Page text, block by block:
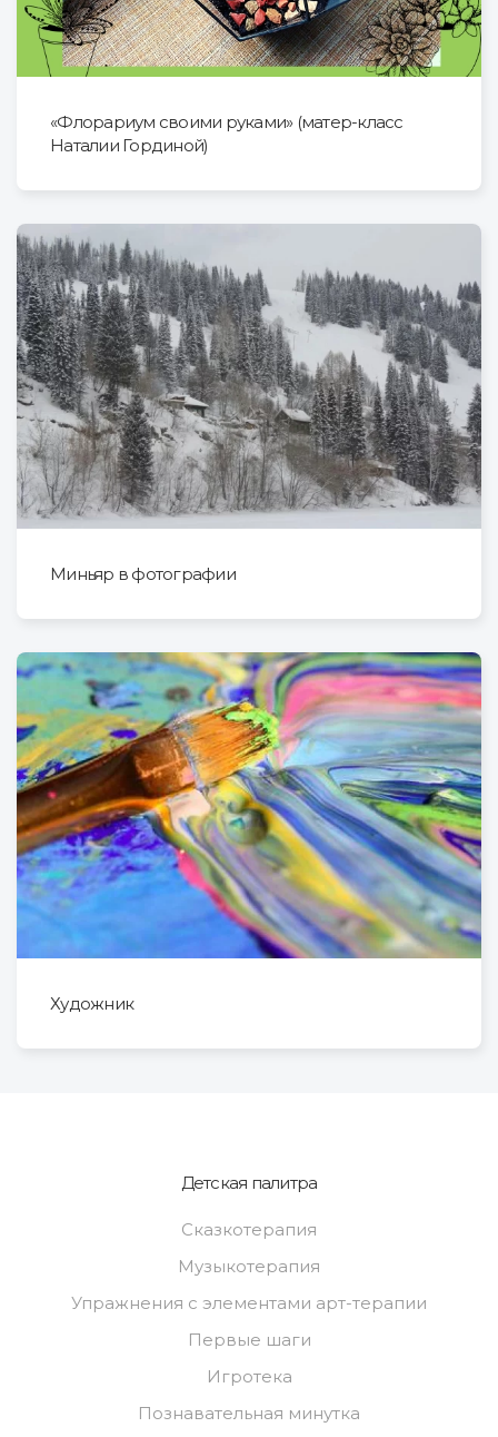
«Флорариум своими руками» (матер-класс
Наталии Гординой)
Миньяр в фотографии
Художник
Детская палитра
Сказкотерапия
Музыкотерапия
Упражнения с элементами арт-терапии
Первые шаги
Игротека
Познавательная минутка